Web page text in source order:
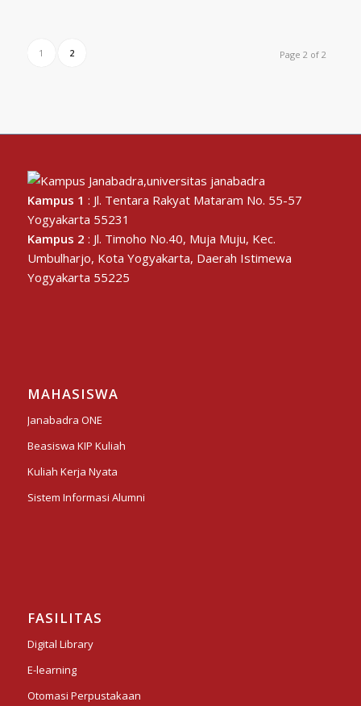
Page 2 of 2
1 2
Kampus 1 : Jl. Tentara Rakyat Mataram No. 55-57
Yogyakarta 55231
Kampus 2 : Jl. Timoho No.40, Muja Muju, Kec.
Umbulharjo, Kota Yogyakarta, Daerah Istimewa
Yogyakarta 55225
MAHASISWA
Janabadra ONE
Beasiswa KIP Kuliah
Kuliah Kerja Nyata
Sistem Informasi Alumni
FASILITAS
Digital Library
E-learning
Otomasi Perpustakaan